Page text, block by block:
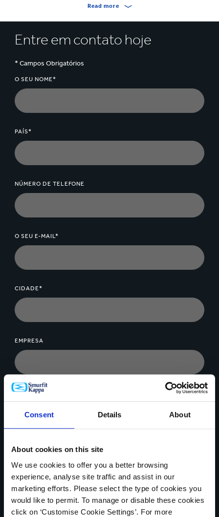
Consent Details About
About cookies on this site
We use cookies to offer you a better browsing
experience, analyse site traffic and assist in our
marketing efforts. Please select the type of cookies you
would like to permit. To manage or disable these cookies
click on ‘Customise Cookie Settings’. For more
de recheio; limpa, asséptica ou quente, e outras
Read more
Entre em contato hoje
* Campos Obrigatórios
O SEU NOME*
PAÍS*
NÚMERO DE TELEFONE
O SEU E-MAIL*
CIDADE*
EMPRESA
MENSAGEM*
Upload de arquivos